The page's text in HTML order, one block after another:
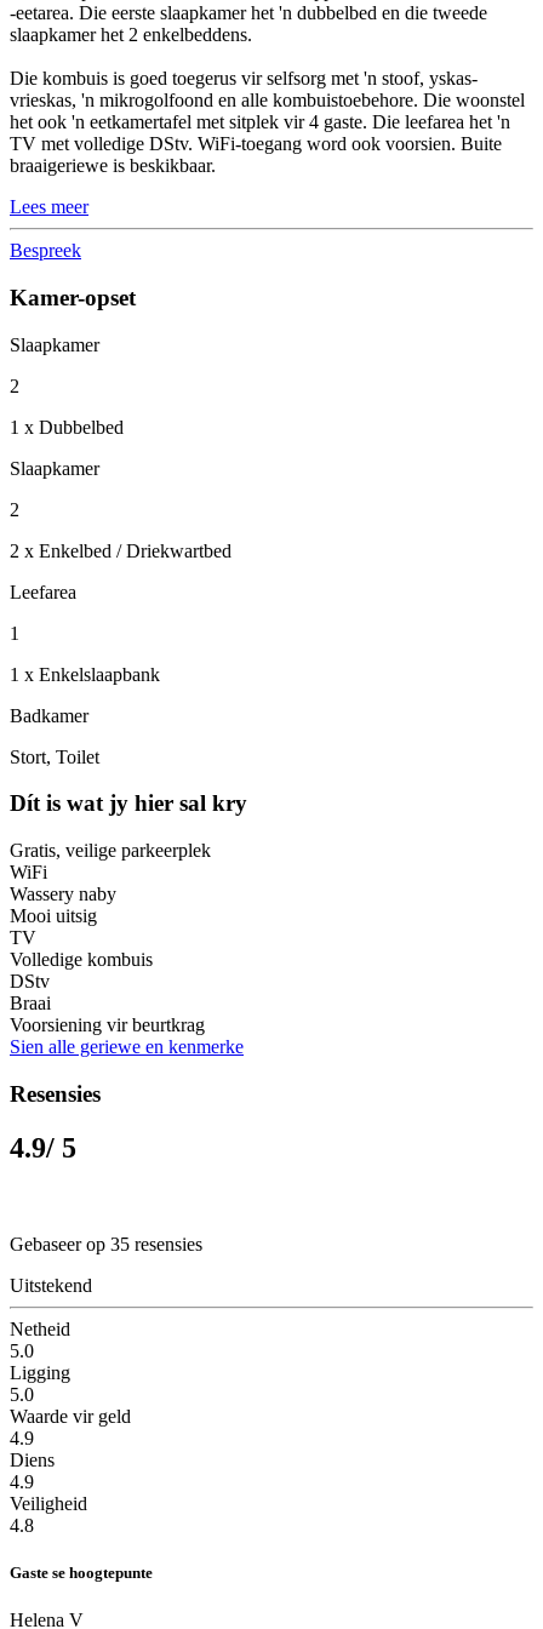
-eetarea. Die eerste slaapkamer het 'n dubbelbed en die tweede
slaapkamer het 2 enkelbeddens.
Die kombuis is goed toegerus vir selfsorg met 'n stoof, yskas-
vrieskas, 'n mikrogolfoond en alle kombuistoebehore. Die woonstel
het ook 'n eetkamertafel met sitplek vir 4 gaste. Die leefarea het 'n
TV met volledige DStv. WiFi-toegang word ook voorsien. Buite
braaigeriewe is beskikbaar.
Lees meer
Bespreek
Kamer-opset
Slaapkamer
2
1 x Dubbelbed
Slaapkamer
2
2 x Enkelbed / Driekwartbed
Leefarea
1
1 x Enkelslaapbank
Badkamer
Stort, Toilet
Dít is wat jy hier sal kry
Gratis, veilige parkeerplek
WiFi
Wassery naby
Mooi uitsig
TV
Volledige kombuis
DStv
Braai
Voorsiening vir beurtkrag
Sien alle geriewe en kenmerke
Resensies
4.9/ 5
Gebaseer op 35 resensies
Uitstekend
Netheid
5.0
Ligging
5.0
Waarde vir geld
4.9
Diens
4.9
Veiligheid
4.8
Gaste se hoogtepunte
Helena V